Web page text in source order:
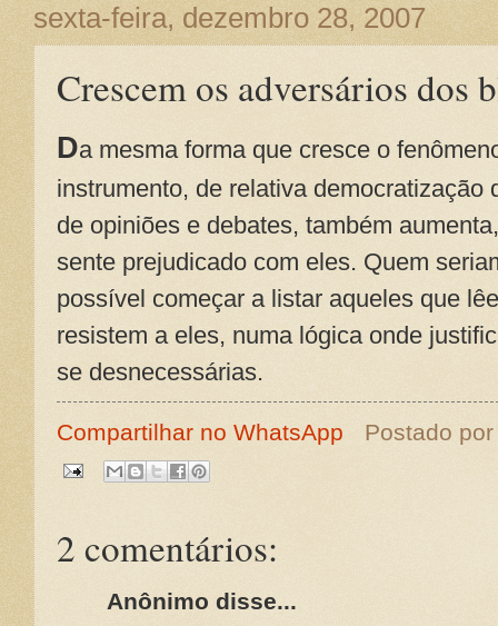
sexta-feira, dezembro 28, 2007
Crescem os adversários dos
Da mesma forma que cresce o
instrumento, de relativa democratização
de opiniões e debates, também
sente prejudicado com eles. Quem
possível começar a listar aqueles que
resistem a eles, numa lógica onde
se desnecessárias.
Compartilhar no WhatsApp Postado
2 comentários:
Anônimo disse...